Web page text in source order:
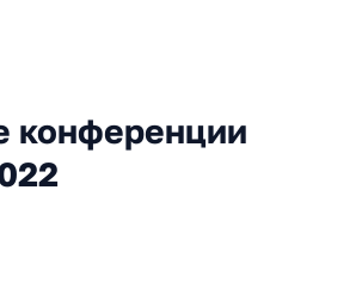
конференции